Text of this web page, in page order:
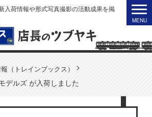
入荷情報や形式写真撮影の活動成果を掲
（トレインブックス）
>
デルズ が入荷しました